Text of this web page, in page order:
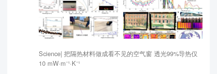
Science| 把隔热材料做成看不见的空气窗 透光99%导热仅
10 mW·m⁻¹·K⁻¹